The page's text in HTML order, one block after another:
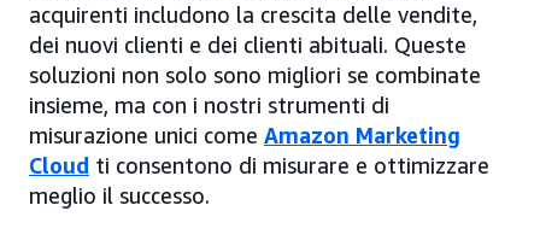
acquirenti includono la crescita delle vendite,
dei nuovi clienti e dei clienti abituali. Queste
soluzioni non solo sono migliori se combinate
insieme, ma con i nostri strumenti di
misurazione unici come Amazon Marketing
Cloud ti consentono di misurare e ottimizzare
meglio il successo.